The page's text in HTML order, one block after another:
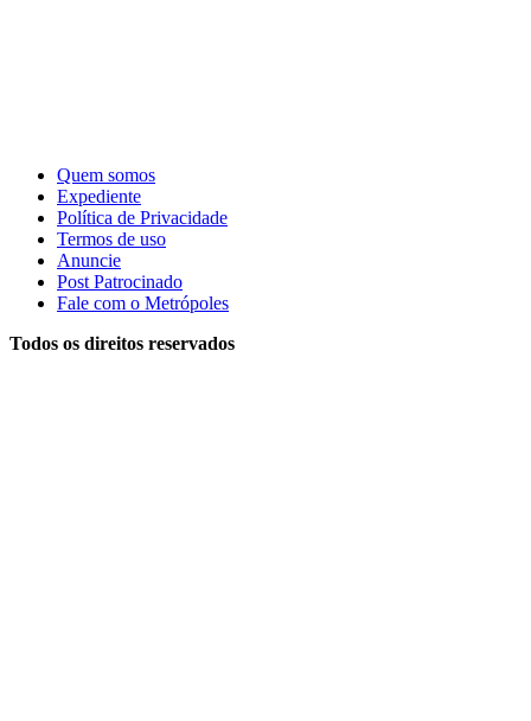
Quem somos
Expediente
Política de Privacidade
Termos de uso
Anuncie
Post Patrocinado
Fale com o Metrópoles
Todos os direitos reservados